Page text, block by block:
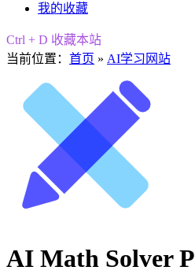
我的收藏
Ctrl + D 收藏本站
当前位置： 首页 » AI学习网站
AI Math Solver